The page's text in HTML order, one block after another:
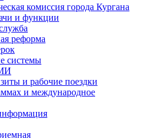
комиссия города Кургана
и функции
реформа
системы
и рабочие поездки
и международное